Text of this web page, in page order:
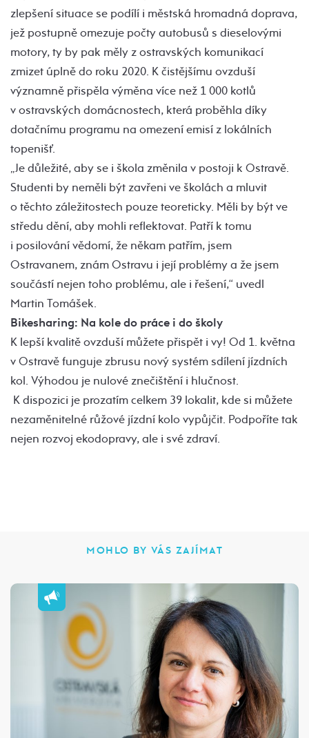
zlepšení situace se podílí i městská hromadná doprava,
jež postupně omezuje počty autobusů s dieselovými
motory, ty by pak měly z ostravských komunikací
zmizet úplně do roku 2020. K čistějšímu ovzduší
významně přispěla výměna více než 1 000 kotlů
v ostravských domácnostech, která proběhla díky
dotačnímu programu na omezení emisí z lokálních
topenišť.
„Je důležité, aby se i škola změnila v postoji k Ostravě.
Studenti by neměli být zavřeni ve školách a mluvit
o těchto záležitostech pouze teoreticky. Měli by být ve
středu dění, aby mohli reflektovat. Patří k tomu
i posilování vědomí, že někam patřím, jsem
Ostravanem, znám Ostravu i její problémy a že jsem
součástí nejen toho problému, ale i řešení,“ uvedl
Martin Tomášek.
Bikesharing: Na kole do práce i do školy
K lepší kvalitě ovzduší můžete přispět i vy! Od 1. května
v Ostravě funguje zbrusu nový systém sdílení jízdních
kol. Výhodou je nulové znečištění i hlučnost.
K dispozici je prozatím celkem 39 lokalit, kde si můžete
nezaměnitelné růžové jízdní kolo vypůjčit. Podpoříte tak
nejen rozvoj ekodopravy, ale i své zdraví.
MOHLO BY VÁS ZAJÍMAT